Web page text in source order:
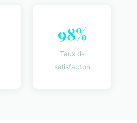
98%
Taux de
satisfaction